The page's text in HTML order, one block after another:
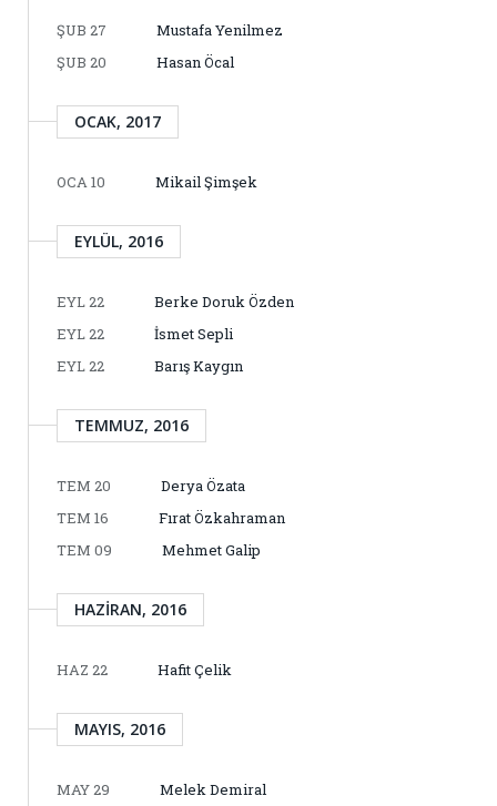
ŞUB 27
Mustafa Yenilmez
ŞUB 20
Hasan Öcal
OCAK, 2017
OCA 10 Mikail Şimşek
EYLÜL, 2016
EYL 22
Berke Doruk Özden
EYL 22
İsmet Sepli
EYL 22
Barış Kaygın
TEMMUZ, 2016
TEM 20
Derya Özata
TEM 16
Fırat Özkahraman
TEM 09
Mehmet Galip
HAZIRAN, 2016
HAZ 22 Hafit Çelik
MAYIS, 2016
MAY 29
Melek Demiral